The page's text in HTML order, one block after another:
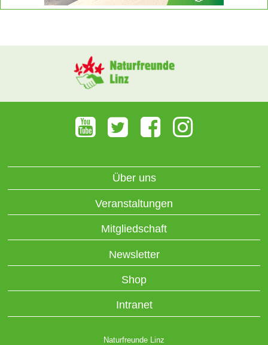
Über uns
Veranstaltungen
Mitgliedschaft
Newsletter
Shop
Intranet
Naturfreunde Linz